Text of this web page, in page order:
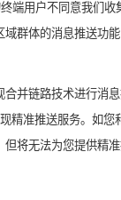
端用户不同意我们收
群体的消息推送功
并链路技术进行消
精准推送服务。如您
将无法为您提供精